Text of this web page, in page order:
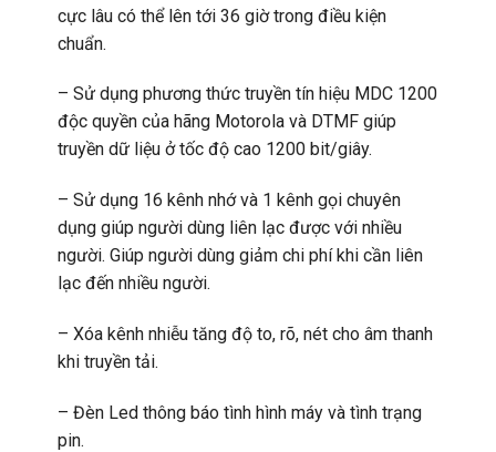
cực lâu có thể lên tới 36 giờ trong điều kiện
chuẩn.
– Sử dụng phương thức truyền tín hiệu MDC 1200
độc quyền của hãng Motorola và DTMF giúp
truyền dữ liệu ở tốc độ cao 1200 bit/giây.
– Sử dụng 16 kênh nhớ và 1 kênh gọi chuyên
dụng giúp người dùng liên lạc được với nhiều
người. Giúp người dùng giảm chi phí khi cần liên
lạc đến nhiều người.
– Xóa kênh nhiễu tăng độ to, rõ, nét cho âm thanh
khi truyền tải.
– Đèn Led thông báo tình hình máy và tình trạng
pin.